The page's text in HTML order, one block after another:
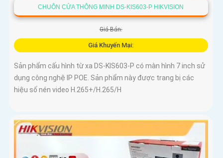
CHUÔN CỬA THÔNG MINH DS-KIS603-P HIKVISION
Giá Bán:
Giá Khuyến Mại:
Sản phẩm cấu hình từ xa DS-KIS603-P có màn hình 7 inch sử
dụng công nghệ IP POE. Sản phẩm này được trang bị các
hiệu số nén video H.265+/H.265/H